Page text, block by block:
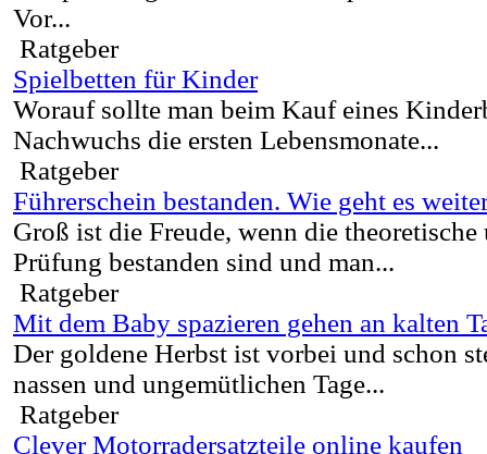
Vor...
Ratgeber
Spielbetten für Kinder
Worauf sollte man beim Kauf eines
Nachwuchs die ersten Lebensmonate...
Ratgeber
Führerschein bestanden. Wie geht es
Groß ist die Freude, wenn die
Prüfung bestanden sind und man...
Ratgeber
Mit dem Baby spazieren gehen an kalten
Der goldene Herbst ist vorbei und schon
nassen und ungemütlichen Tage...
Ratgeber
Clever Motorradersatzteile online kaufen